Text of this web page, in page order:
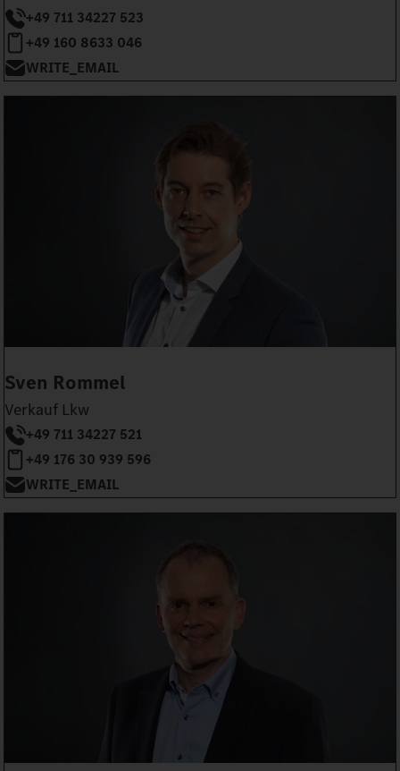
+49 711 34227 523
+49 160 8633 046
WRITE_EMAIL
Sven Rommel
Verkauf Lkw
+49 711 34227 521
+49 176 30 939 596
WRITE_EMAIL